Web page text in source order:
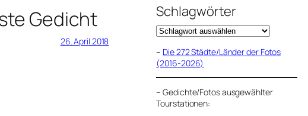
Gedicht
26. April 2018
Schlagwörter
– Die 272 Städte/Länder der Fotos
(2016-2026)
–Gedichte/Fotos ausgewählter
Tourstationen: